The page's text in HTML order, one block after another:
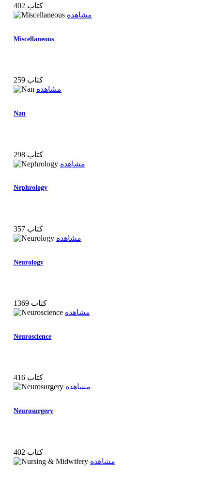
402 کتاب
مشاهده
Miscellaneous
259 کتاب
مشاهده
Nan
298 کتاب
مشاهده
Nephrology
357 کتاب
مشاهده
Neurology
1369 کتاب
مشاهده
Neuroscience
416 کتاب
مشاهده
Neurosurgery
402 کتاب
مشاهده